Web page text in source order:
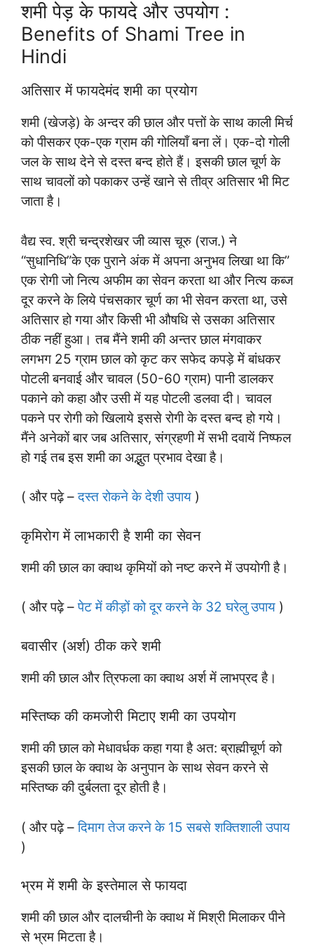
शमी पेड़ के फायदे और उपयोग :
Benefits of Shami Tree in
Hindi
अतिसार में फायदेमंद शमी का प्रयोग
शमी (खेजड़े) के अन्दर की छाल और पत्तों के साथ काली मिर्च
को पीसकर एक-एक ग्राम की गोलियाँ बना लें। एक-दो गोली
जल के साथ देने से दस्त बन्द होते हैं। इसकी छाल चूर्ण के
साथ चावलों को पकाकर उन्हें खाने से तीव्र अतिसार भी मिट
जाता है।
वैद्य स्व. श्री चन्द्रशेखर जी व्यास चूरु (राज.) ने
“सुधानिधि”के एक पुराने अंक में अपना अनुभव लिखा था कि”
एक रोगी जो नित्य अफीम का सेवन करता था और नित्य कब्ज
दूर करने के लिये पंचसकार चूर्ण का भी सेवन करता था, उसे
अतिसार हो गया और किसी भी औषधि से उसका अतिसार
ठीक नहीं हुआ। तब मैंने शमी की अन्तर छाल मंगवाकर
लगभग 25 ग्राम छाल को कृट कर सफेद कपड़े में बांधकर
पोटली बनवाई और चावल (50-60 ग्राम) पानी डालकर
पकाने को कहा और उसी में यह पोटली डलवा दी। चावल
पकने पर रोगी को खिलाये इससे रोगी के दस्त बन्द हो गये।
मैंने अनेकों बार जब अतिसार, संग्रहणी में सभी दवायें निष्फल
हो गई तब इस शमी का अद्भुत प्रभाव देखा है।
( और पढ़े –दस्त रोकने के देशी उपाय )
कृमिरोग में लाभकारी है शमी का सेवन
शमी की छाल का क्वाथ कृमियों को नष्ट करने में उपयोगी है।
( और पढ़े –पेट में कीड़ों को दूर करने के 32 घरेलु उपाय )
बवासीर (अर्श) ठीक करे शमी
शमी की छाल और त्रिफला का क्वाथ अर्श में लाभप्रद है।
मस्तिष्क की कमजोरी मिटाए शमी का उपयोग
शमी की छाल को मेधावर्धक कहा गया है अत: ब्राह्मीचूर्ण को
इसकी छाल के क्वाथ के अनुपान के साथ सेवन करने से
मस्तिष्क की दुर्बलता दूर होती है।
( और पढ़े –दिमाग तेज करने के 15 सबसे शक्तिशाली उपाय
)
भ्रम में शमी के इस्तेमाल से फायदा
शमी की छाल और दालचीनी के क्वाथ में मिश्री मिलाकर पीने
से भ्रम मिटता है।